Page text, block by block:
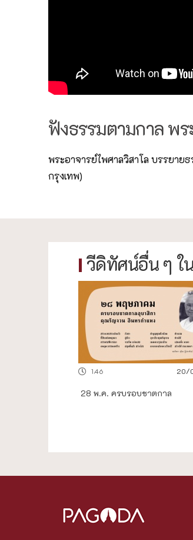
ฟังธรรมตามกาล พ
พระอาจารย์ไพศาลวิสาโล บรรย
กรุงเทพ)
วีดิทัศน์อื่น ๆ ใ
20/
1.46
28 พ.ค. ครบรอบชาตกาล